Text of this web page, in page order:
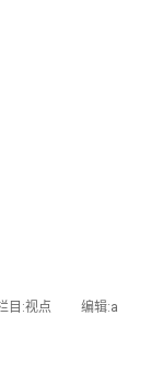
栏目:视点 编辑:a